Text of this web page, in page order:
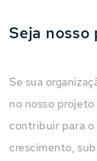
Seja nosso
Se sua
no nosso
contribuir para o
crescimento,